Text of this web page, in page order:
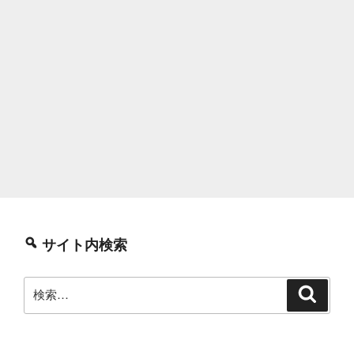
サイト内検索
索: